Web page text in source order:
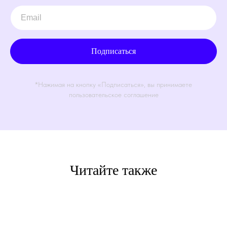
Подписаться
*Нажимая на кнопку «Подписаться», вы принимаете
пользовательское соглашение
Читайте также